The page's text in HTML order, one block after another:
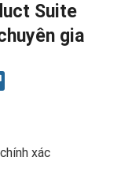
Suite
gia
xác